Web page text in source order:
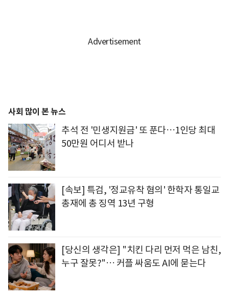
사회 많이 본 뉴스
추석 전 '민생지원금' 또 푼다…1인당 최대
50만원 어디서 받나
[속보] 특검, '정교유착 혐의' 한학자 통일교
총재에 총 징역 13년 구형
[당신의 생각은] "치킨 다리 먼저 먹은 남친,
누구 잘못?"… 커플 싸움도 AI에 묻는다